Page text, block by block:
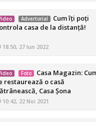
Advertorial
Cum îți poți
casa de la distanță!
18:50, 27 Iun 2022
Foto
Casa Magazin:
restaurează o casă
Casa Șona
10:42, 22 Noi 2021